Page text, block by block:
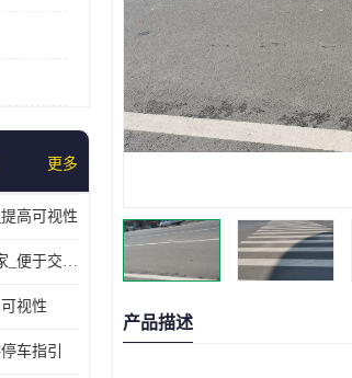
更多
高可视性
卫辉市小区划线厂家_便于交通管理
视性
车指引
产品描述